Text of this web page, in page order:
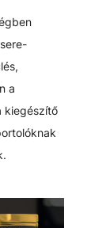
a
kiegészítő